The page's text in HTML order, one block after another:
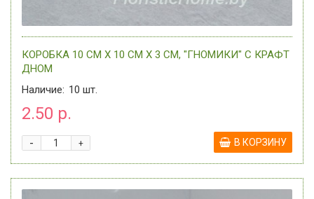
КОРОБКА 10 СМ Х 10 СМ Х 3 СМ, "ГНОМИКИ" C КРАФТ
ДНОМ
Наличие: 10 шт.
2.50 р.
+
- В КОРЗИНУ